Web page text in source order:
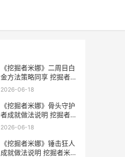
《挖掘者米娜》二周目白
金方法策略同享 挖掘者米
娜钥匙
2026-06-18
《挖掘者米娜》骨头守护
者成就做法说明 挖掘者米
娜地图
2026-06-18
《挖掘者米娜》锤击狂人
成就做法说明 挖掘者米娜